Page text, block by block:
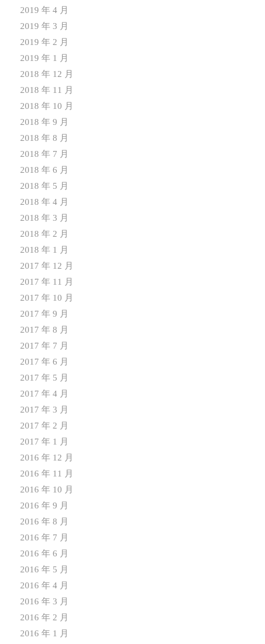
2019 年 4 月
2019 年 3 月
2019 年 2 月
2019 年 1 月
2018 年 12 月
2018 年 11 月
2018 年 10 月
2018 年 9 月
2018 年 8 月
2018 年 7 月
2018 年 6 月
2018 年 5 月
2018 年 4 月
2018 年 3 月
2018 年 2 月
2018 年 1 月
2017 年 12 月
2017 年 11 月
2017 年 10 月
2017 年 9 月
2017 年 8 月
2017 年 7 月
2017 年 6 月
2017 年 5 月
2017 年 4 月
2017 年 3 月
2017 年 2 月
2017 年 1 月
2016 年 12 月
2016 年 11 月
2016 年 10 月
2016 年 9 月
2016 年 8 月
2016 年 7 月
2016 年 6 月
2016 年 5 月
2016 年 4 月
2016 年 3 月
2016 年 2 月
2016 年 1 月